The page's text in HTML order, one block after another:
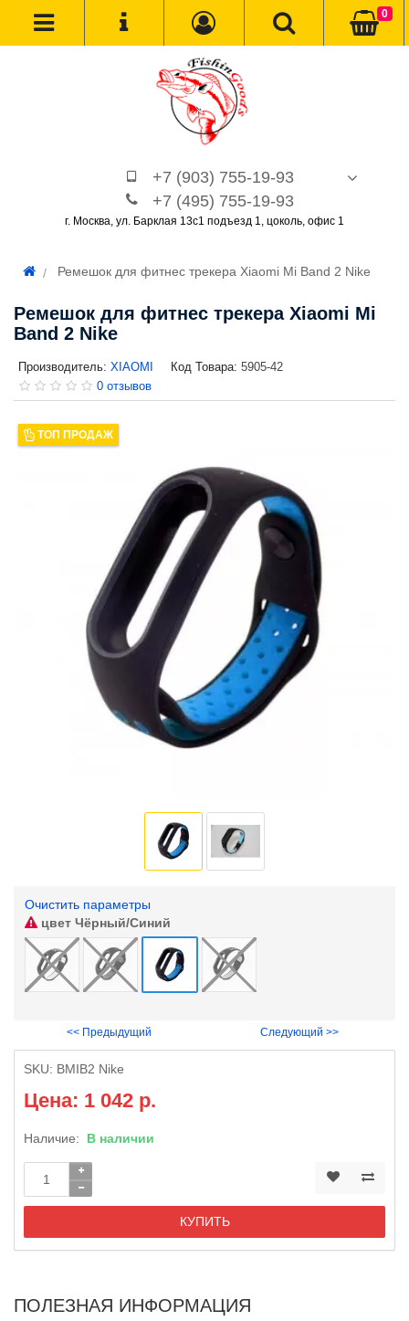
+7 (903) 755-19-93
+7 (495) 755-19-93
г. Москва, ул. Барклая 13с1 подъезд 1, цоколь, офис 1
0
Ремешок для фитнес трекера Xiaomi Mi Band 2 Nike
Ремешок для фитнес трекера Xiaomi Mi
Band 2 Nike
Производитель: XIAOMI Код Товара: 5905-42
0 отзывов
ТОП ПРОДАЖ
Очистить параметры
цвет Чёрный/Синий
<< Предыдущий Следующий >>
SKU: BMIB2 Nike
Цена: 1 042 р.
Наличие: В наличии
КУПИТЬ
ПОЛЕЗНАЯ ИНФОРМАЦИЯ